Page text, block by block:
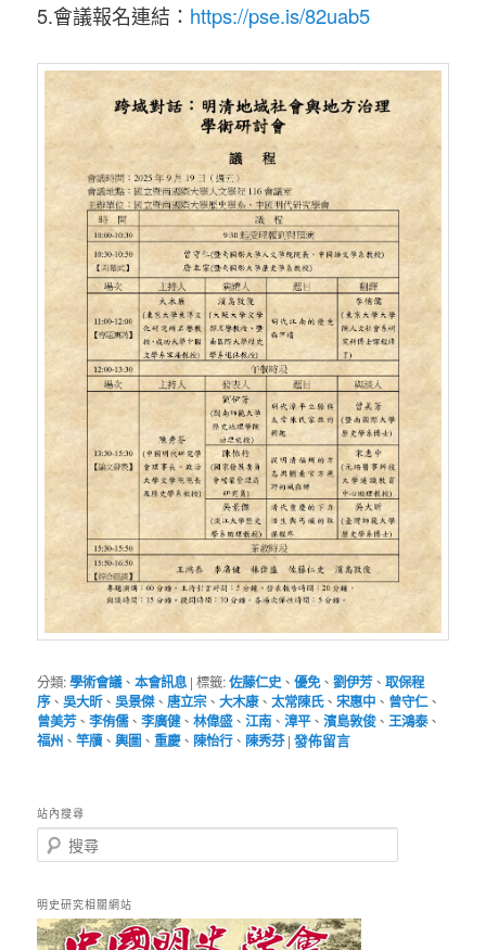
5.會議報名連結： https://pse.is/82uab5
分類:學術會議、本會訊息 |標籤:佐藤仁史 、優免、劉伊芳、取保程
序、吳大昕、吳景傑、 唐立宗、大木康、太常陳氏、 宋惠中 、 曾守仁、
曾美芳、李侑儒、李廣健、林偉盛、江南、漳平、濱島敦俊、王鴻泰、
福州 、竿牘、輿圖 、重慶、 陳怡行、 陳秀芬 |發佈留言
站內搜尋
搜
尋
明史研究相關網站